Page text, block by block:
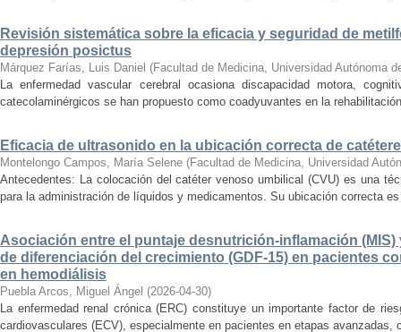
Revisión sistemática sobre la eficacia y seguridad de
depresión posictus
Márquez Farías, Luis Daniel (Facultad de Medicina, Universidad Autónoma
La enfermedad vascular cerebral ocasiona discapacidad motora,
catecolaminérgicos se han propuesto como coadyuvantes en la
Eficacia de ultrasonido en la ubicación correcta de
Montelongo Campos, María Selene (Facultad de Medicina, Universidad
Antecedentes: La colocación del catéter venoso umbilical (CVU) es una
para la administración de líquidos y medicamentos. Su ubicación correcta
Asociación entre el puntaje desnutrición-inflamación
de diferenciación del crecimiento (GDF-15) en pacientes
en hemodiálisis
Puebla Arcos, Miguel Ángel (2026-04-30)
La enfermedad renal crónica (ERC) constituye un importante factor de
cardiovasculares (ECV), especialmente en pacientes en etapas avanzadas,